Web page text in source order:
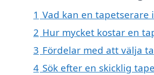
1 Vad kan en tapetserare
2 Hur mycket kostar en
3 Fördelar med att välja
4 Sök efter en skicklig